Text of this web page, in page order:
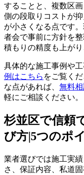
することと、複数区
側の段取りコストが
が小さくなる点です
者会で事前に方針を
積もりの精度も上が
具体的な施工事例や工
例はこちら をご覧く
な点があれば、 無料
軽にご相談ください。
杉並区で信頼
び方|5つのポ
業者選びでは施工実
さ、保証内容、私道